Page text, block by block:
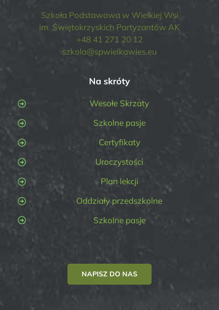
Szkoła Podstawowa w Wielkiej Wsi
im. Świętokrzyskich Partyzantów AK
+48 41 271 20 12
szkola@spwielkawies.eu
Na skróty
Wesołe Skrzaty
Szkolne pasje
Certyfikaty
Uroczystości
Plan lekcji
Oddziały przedszkolne
Szkolne pasje
NAPISZ DO NAS